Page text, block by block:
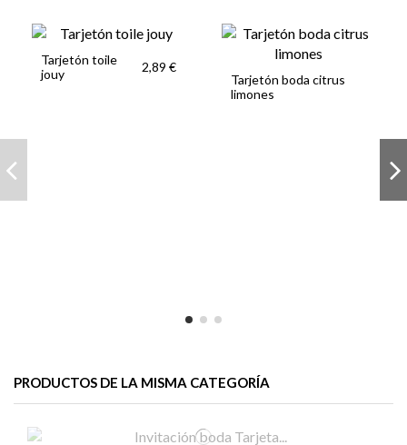
Tarjetón toile
jouy
2,89 €
Tarjetón boda citrus
limones
PRODUCTOS DE LA MISMA CATEGORÍA